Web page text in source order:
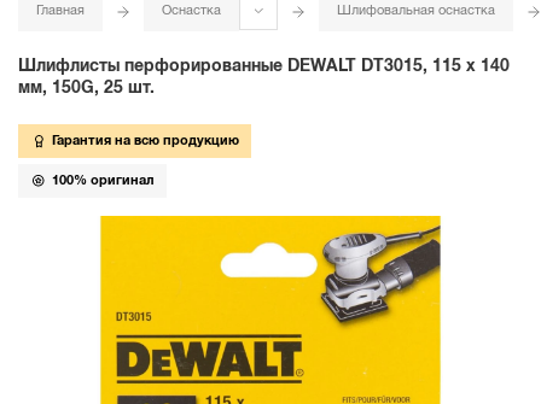
Главная Оснастка Шлифовальная оснастка
Шлифлисты перфорированные DEWALT DT3015, 115 x 140
мм, 150G, 25 шт.
Гарантия на всю продукцию
100% оригинал